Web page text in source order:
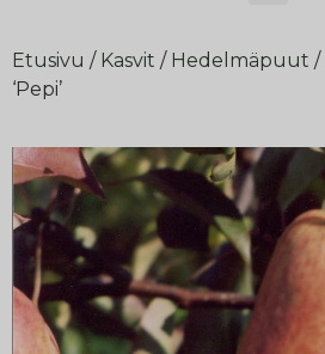
Etusivu / Kasvit / Hedelmäpuut /
‘Pepi’